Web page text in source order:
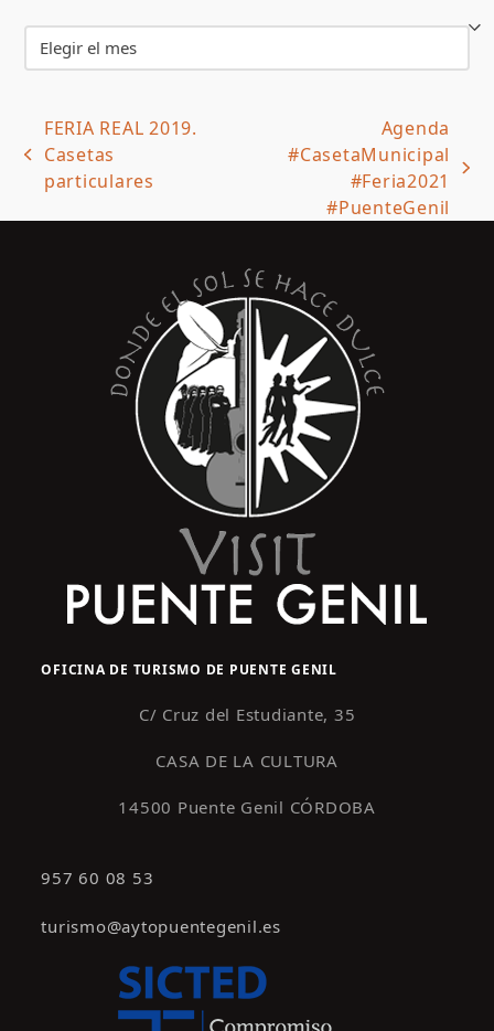
previous
post:
FERIA REAL 2019.
Casetas
particulares
Agenda
#CasetaMunicipal
#Feria2021
#PuenteGenil
OFICINA DE TURISMO DE PUENTE GENIL
C/ Cruz del Estudiante, 35
CASA DE LA CULTURA
14500 Puente Genil CÓRDOBA
957 60 08 53
turismo@aytopuentegenil.es